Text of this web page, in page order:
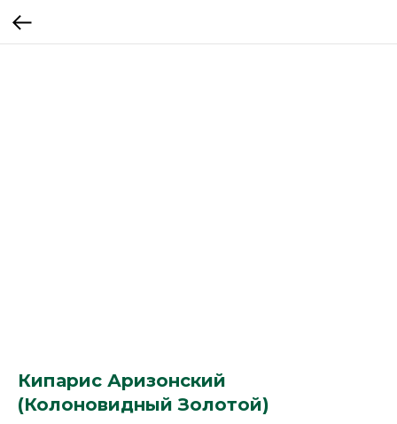
Кипарис Аризонский
(Колоновидный Золотой)